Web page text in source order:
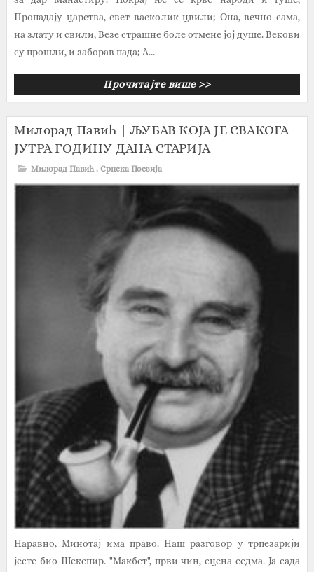
Пропадају царства, свет васколик цвили; Она, вечно сама,
на злату и свили, Везе страшне боле отмене јој душе. Векови
су прошли, и заборав пада; А...
Прочитајте више >>
Милорад Павић | ЉУБАВ КОЈА ЈЕ СВАКОГА
ЈУТРА ГОДИНУ ДАНА СТАРИЈА
Милорад Павић , Српска Поезија
Наравно, Минотај има право. Наш разговор у трпезарији
јесте био Шекспир. "Макбет", први чин, сцена седма. Ја сада